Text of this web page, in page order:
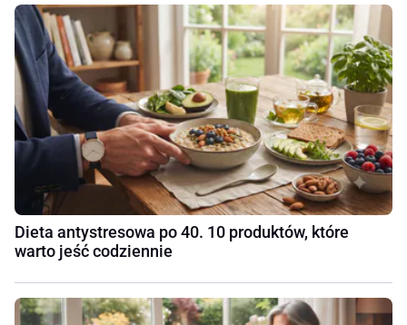
Dieta antystresowa po 40. 10 produktów, które
warto jeść codziennie